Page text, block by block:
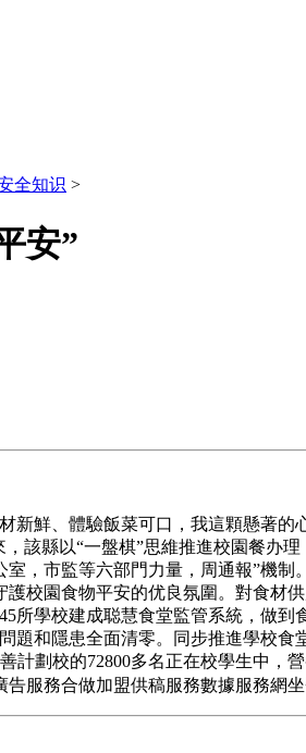
全知识 >
安”
、體驗飯菜可口，我這顆懸著的
該縣以“一盤棋”思維推進校園餐
，市監等六部門力量，周通報”機
校園食物平安的优良氛圍。對食材
所學校建成聪慧食堂監管系統，
題和隱患全面清零。同步推進學校
計劃校的72800多名正在校學生中
服務合做加盟供稿服務數據服務網